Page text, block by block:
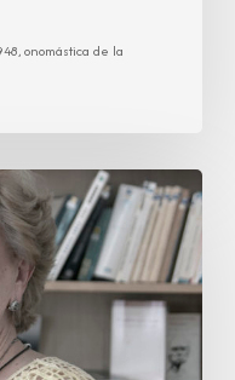
onomástica de la